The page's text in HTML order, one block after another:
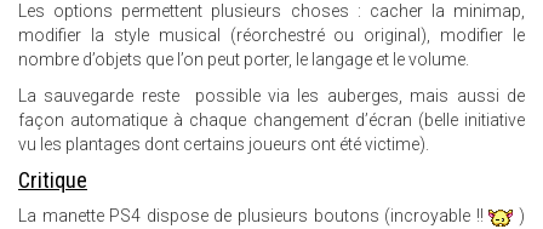
Les options permettent plusieurs choses : cacher la minimap,
modifier la style musical (réorchestré ou original), modifier le
nombre d’objets que l’on peut porter, le langage et le volume.
La sauvegarde reste possible via les auberges, mais aussi de
façon automatique à chaque changement d’écran (belle initiative
vu les plantages dont certains joueurs ont été victime).
Critique
La manette PS4 dispose de plusieurs boutons (incroyable !!
)